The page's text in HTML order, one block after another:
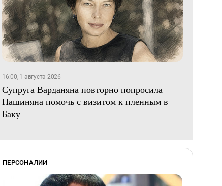
16:00, 1 августа 2026
Супруга Варданяна повторно попросила
Пашиняна помочь с визитом к пленным в
Баку
ПЕРСОНАЛИИ